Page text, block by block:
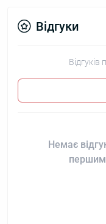
Відгуки
Немає